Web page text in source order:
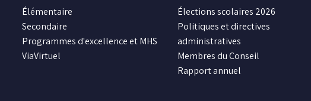
Élémentaire
Secondaire
Programmes d'excellence et MHS
ViaVirtuel
Élections scolaires 2026
Politiques et directives
administratives
Membres du Conseil
Rapport annuel